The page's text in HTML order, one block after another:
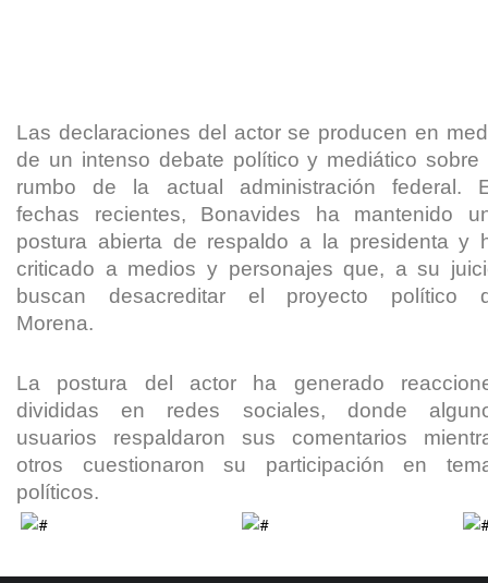
Las declaraciones del actor se producen en
de un intenso debate político y mediático sobre
rumbo de la actual administración federal.
fechas recientes, Bonavides ha mantenido
postura abierta de respaldo a la presidenta y
criticado a medios y personajes que, a su
buscan desacreditar el proyecto político
Morena.
La postura del actor ha generado
divididas en redes sociales, donde
usuarios respaldaron sus comentarios
otros cuestionaron su participación en
políticos.